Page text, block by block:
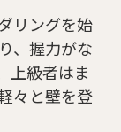
リングを始
、握力がな
上級者はま
々と壁を登